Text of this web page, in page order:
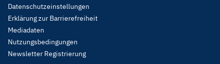
Legal
Datenschutzeinstellungen
Erklärung zur Barrierefreiheit
Mediadaten
Nutzungsbedingungen
Newsletter Registrierung